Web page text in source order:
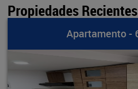
Propiedades Recientes
- 61438